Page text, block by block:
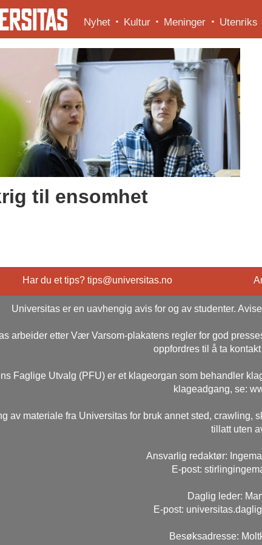
Nyhet Kultur Meninger Utenriks
til ensomhet
Har du et tips? tips@universitas.no
Universitas er en uavhengig avis for og av studenter.
arbeider etter Vær Varsom-plakatens regler for god
oppfordres til å ta
Faglige Utvalg (PFU) er et klageorgan som behandler
klageadgang, se:
av materiale fra Universitas for bruk annet sted, crawling,
tillatt uten
Ansvarlig redaktør:
E-post:
Daglig leder:
E-post:
Besøksadresse: